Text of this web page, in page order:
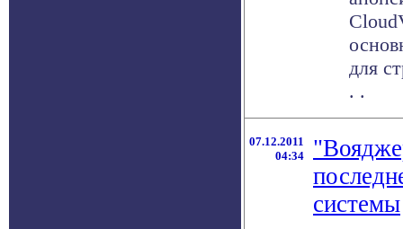
для
. .
07.12.2011
04:34
системы